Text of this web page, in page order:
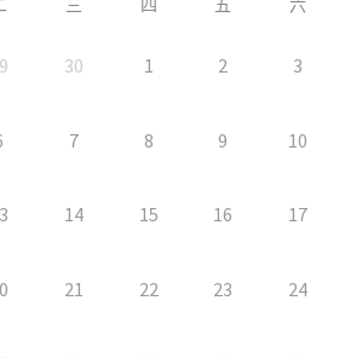
三 四 五 六
30 1 2 3
7 8 9 10
14 15 16 17
21 22 23 24